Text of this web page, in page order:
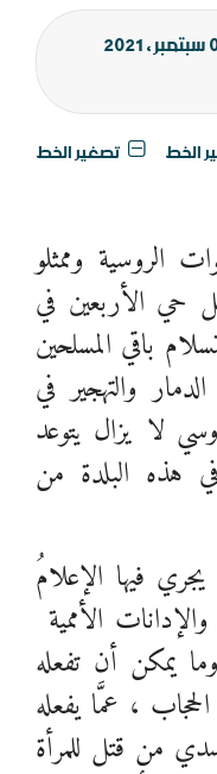
الخط تصغير الخط
الروسية وممثلو
حي الأربعين في
باقي المسلحين
والتهجير في
لا يزال يتوعد
في هذه البلدة من
فيها الإعلامُ
الأممية
يمكن أن تفعله
، عمَّا يفعله
من قتل للمرأة